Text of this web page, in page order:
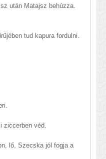
után Matajsz behúzza.
tud kapura fordulni.
véd.
lő, Szecska jól fogja a